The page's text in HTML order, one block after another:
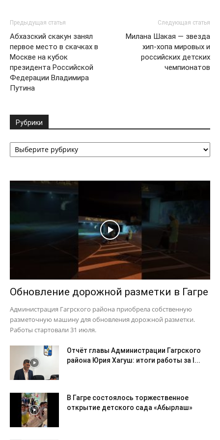
Предыдущая статья
Абхазский скакун занял
первое место в скачках в
Москве на кубок
президента Российской
Федерации Владимира
Путина
Следующая статья
Милана Шакая — звезда
хип-хопа мировых и
российских детских
чемпионатов
Рубрики
Рубрики
Обновление дорожной разметки в Гагре
Администрация Гагрского района приобрела собственную
разметочную машину для обновления дорожной разметки.
Работы стартовали 31 июля.
Отчёт главы Администрации Гагрского
района Юрия Хагуш: итоги работы за I...
В Гагре состоялось торжественное
открытие детского сада «Абырлаш»